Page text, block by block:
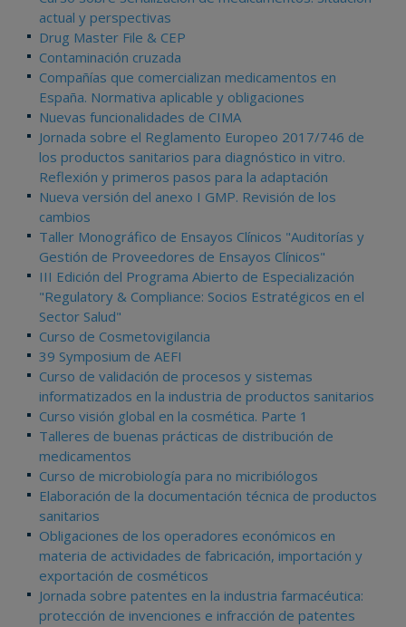
actual y perspectivas
Drug Master File & CEP
Contaminación cruzada
Compañías que comercializan medicamentos en
España. Normativa aplicable y obligaciones
Nuevas funcionalidades de CIMA
Jornada sobre el Reglamento Europeo 2017/746 de
los productos sanitarios para diagnóstico in vitro.
Reflexión y primeros pasos para la adaptación
Nueva versión del anexo I GMP. Revisión de los
cambios
Taller Monográfico de Ensayos Clínicos "Auditorías y
Gestión de Proveedores de Ensayos Clínicos"
III Edición del Programa Abierto de Especialización
"Regulatory & Compliance: Socios Estratégicos en el
Sector Salud"
Curso de Cosmetovigilancia
39 Symposium de AEFI
Curso de validación de procesos y sistemas
informatizados en la industria de productos sanitarios
Curso visión global en la cosmética. Parte 1
Talleres de buenas prácticas de distribución de
medicamentos
Curso de microbiología para no micribiólogos
Elaboración de la documentación técnica de productos
sanitarios
Obligaciones de los operadores económicos en
materia de actividades de fabricación, importación y
exportación de cosméticos
Jornada sobre patentes en la industria farmacéutica:
protección de invenciones e infracción de patentes